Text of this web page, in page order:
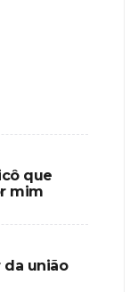
que
mim
da união